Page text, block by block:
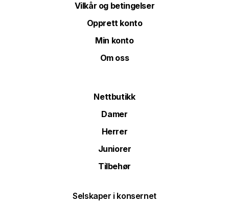
Vilkår og betingelser
Opprett konto
Min konto
Om oss
Nettbutikk
Damer
Herrer
Juniorer
Tilbehør
Selskaper i konsernet